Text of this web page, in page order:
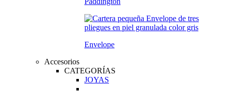
Envelope
Accesorios
CATEGORÍAS
JOYAS